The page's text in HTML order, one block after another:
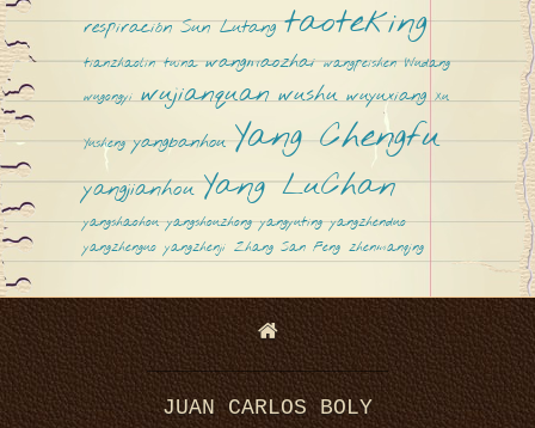
g
T
respiración Sun Lutang taoteking
tianzhaolin tuina wangmaozhai wangpeishen Wudang
wugongyi wujianquan wushu wuyuxiang Xu
Yusheng yangbanhou Yang Chengfu
yangjianhou Yang LuChan
yangshaohou yangshouzhong yangyuting yangzhenduo
yangzhenguo yangzhenji Zhang San Feng zhenmanqing
JUAN CARLOS BOLY